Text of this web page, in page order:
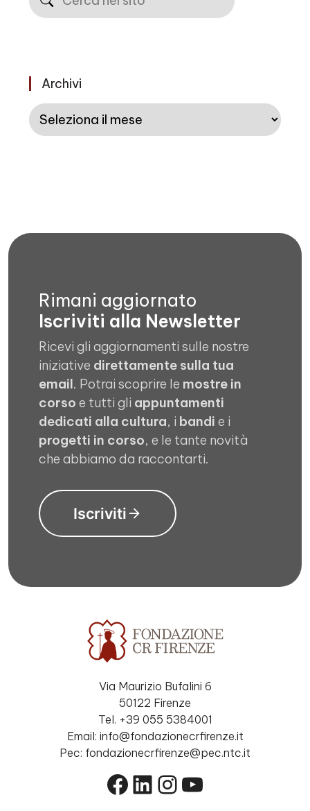
Archivi
Archivi
Rimani aggiornato
Iscriviti alla Newsletter
Ricevi gli aggiornamenti sulle nostre
iniziative direttamente sulla tua
email. Potrai scoprire le mostre in
corso e tutti gli appuntamenti
dedicati alla cultura, i bandi e i
progetti in corso, e le tante novità
che abbiamo da raccontarti.
Iscriviti
Via Maurizio Bufalini 6
50122 Firenze
Tel. +39 055 5384001
Email: info@fondazionecrfirenze.it
Pec: fondazionecrfirenze@pec.ntc.it
Facebook
LinkedIn
Instagram
YouTube